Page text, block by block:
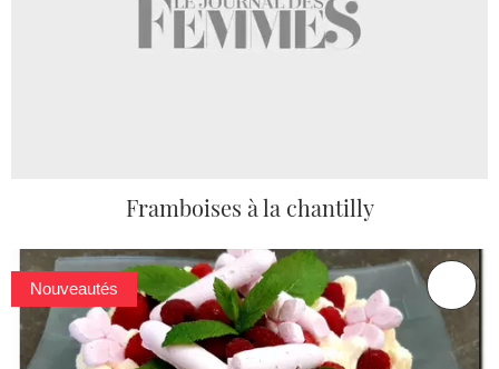
Framboises à la chantilly
Nouveautés